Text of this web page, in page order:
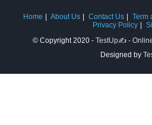
Home About Us Contact Us Term
Privacy Policy
© Copyright 2020 - TestUp✍️ -
Designed by